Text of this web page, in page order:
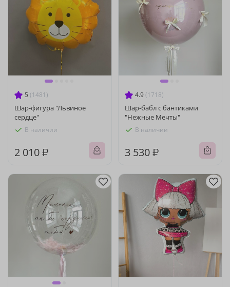
5 (1481)
Шар-фигура "Львиное
сердце"
В наличии
2 010 ₽
4.9 (1718)
Шар-бабл с бантиками
"Нежные Мечты"
В наличии
3 530 ₽